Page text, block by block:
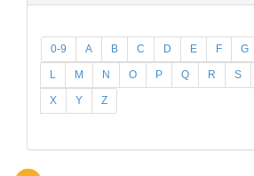
0-9 A B C D E F G
L M N O P Q R S
X Y Z